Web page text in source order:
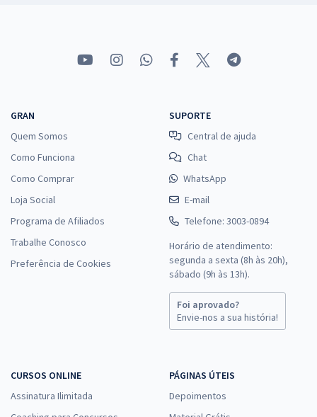
GRAN
Quem Somos
Como Funciona
Como Comprar
Loja Social
Programa de Afiliados
Trabalhe Conosco
Preferência de Cookies
SUPORTE
Central de ajuda
Chat
WhatsApp
E-mail
Telefone: 3003-0894
Horário de atendimento:
segunda a sexta (8h às 20h),
sábado (9h às 13h).
Foi aprovado?
Envie-nos a sua história!
CURSOS ONLINE
Assinatura Ilimitada
PÁGINAS ÚTEIS
Depoimentos